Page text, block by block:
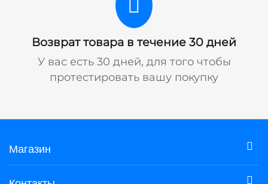
Возврат товара в течение 30 дней
У вас есть 30 дней, для того чтобы
протестировать вашу покупку
Магазин